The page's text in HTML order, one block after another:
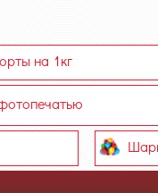
на 1кг